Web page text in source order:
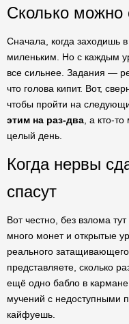
Сколько можно
Сначала, когда заходишь
миленьким. Но с каждым
все сильнее. Задания —
что голова кипит. Вот,
чтобы пройти на
этим на раз-два , а кто-
целый день.
Когда нервы
спасут
Вот честно, без взлома
много монет и открытые
реального
представляете, сколько
ещё одно бабло в
мучений с недоступными
кайфуешь.